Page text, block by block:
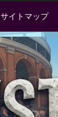
サイトマップ